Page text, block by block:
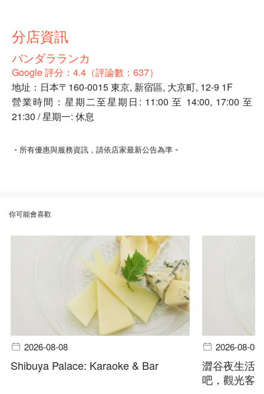
分店資訊
バンダラランカ
Google 評分：4.4（評論數：637）
地址：日本〒160-0015 東京, 新宿區, 大京町, 12-9 1F
營業時間：星期二至星期日: 11:00 至 14:00, 17:00 至
21:30 / 星期一: 休息
- 所有優惠與服務資訊，請依店家最新公告為準 -
你可能會喜歡
2026-08-08
Shibuya Palace: Karaoke & Bar
2026-08-08
澀谷夜生活
吧，觀光客